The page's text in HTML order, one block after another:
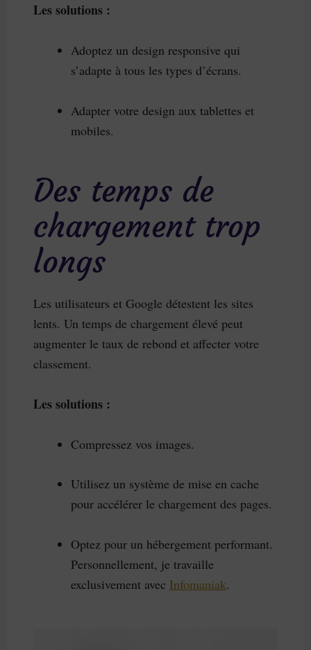
Les solutions :
Adoptez un design responsive qui
s’adapte à tous les types d’écrans.
Adapter votre design aux tablettes et
mobiles.
Des temps de
chargement trop
longs
Les utilisateurs et Google détestent les sites
lents. Un temps de chargement élevé peut
augmenter le taux de rebond et affecter votre
classement.
Les solutions :
Compressez vos images.
Utilisez un système de mise en cache
pour accélérer le chargement des pages.
Optez pour un hébergement performant.
Personnellement, je travaille
exclusivement avec Infomaniak.